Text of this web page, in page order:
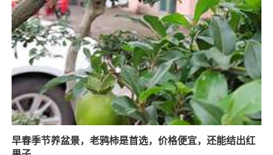
早春季节养盆景，老鸦柿是首选，价格便宜，还能结出红